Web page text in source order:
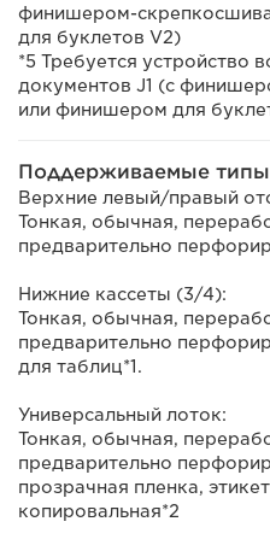
финишером-
для буклетов V2)
*5 Требуется устройство
документов J1 (с
или финишером для
Поддерживаемые типы
Верхние левый/правый
Тонкая, обычная,
предварительно
Нижние кассеты (3/4):
Тонкая, обычная,
предварительно
для таблиц*1.
Универсальный лоток:
Тонкая, обычная,
предварительно
прозрачная пленка,
копировальная*2